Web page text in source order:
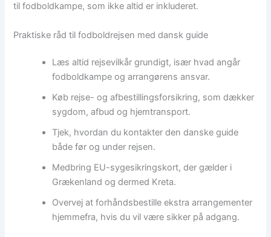
til fodboldkampe, som ikke altid er inkluderet.
Praktiske råd til fodboldrejsen med dansk guide
Læs altid rejsevilkår grundigt, især hvad angår
fodboldkampe og arrangørens ansvar.
Køb rejse- og afbestillingsforsikring, som dækker
sygdom, afbud og hjemtransport.
Tjek, hvordan du kontakter den danske guide
både før og under rejsen.
Medbring EU-sygesikringskort, der gælder i
Grækenland og dermed Kreta.
Overvej at forhåndsbestille ekstra arrangementer
hjemmefra, hvis du vil være sikker på adgang.